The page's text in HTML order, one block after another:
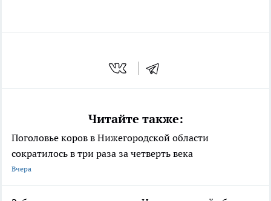
Читайте также:
Поголовье коров в Нижегородской области
сократилось в три раза за четверть века
Вчера